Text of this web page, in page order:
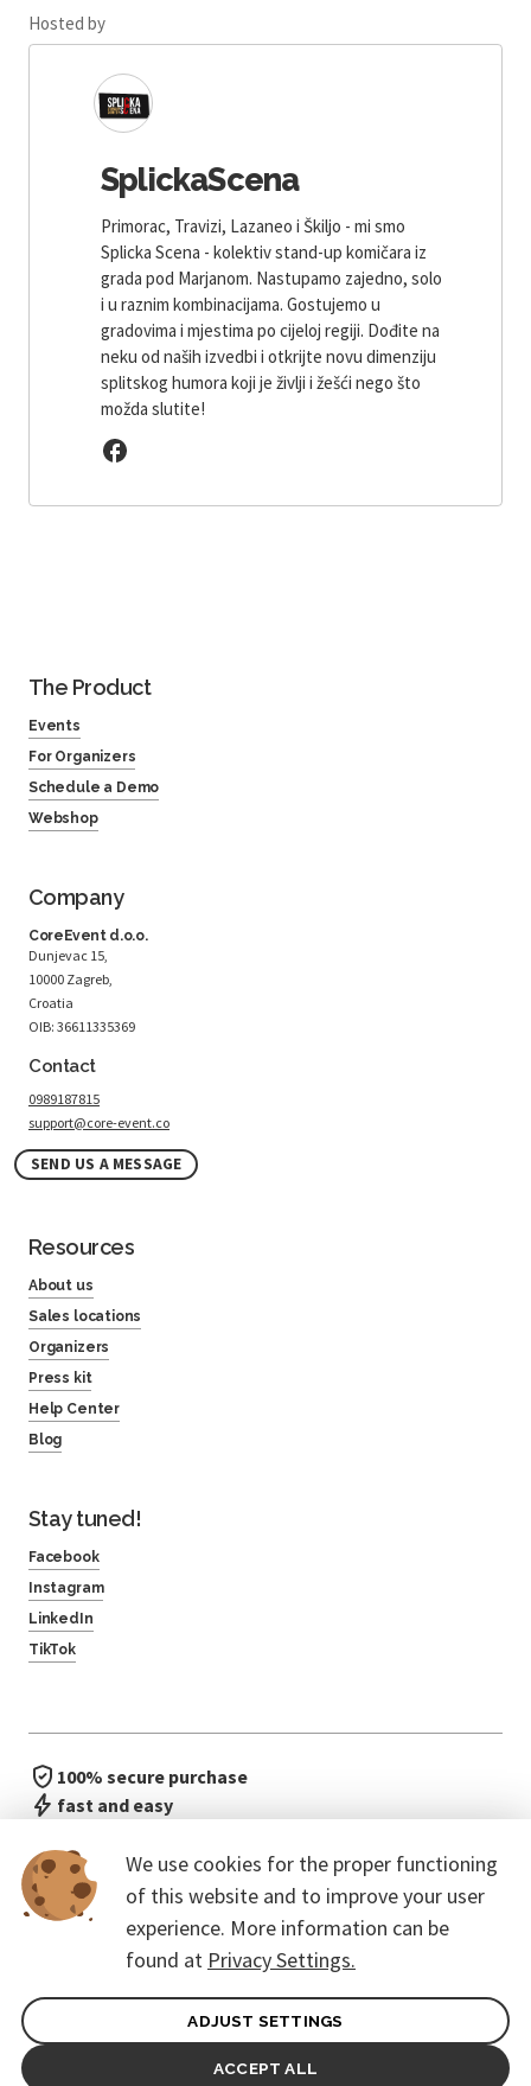
Hosted by
SplickaScena
Primorac, Travizi, Lazaneo i Škiljo - mi smo
Splicka Scena - kolektiv stand-up komičara iz
grada pod Marjanom. Nastupamo zajedno, solo
i u raznim kombinacijama. Gostujemo u
gradovima i mjestima po cijeloj regiji. Dođite na
neku od naših izvedbi i otkrijte novu dimenziju
splitskog humora koji je življi i žešći nego što
možda slutite!
We use cookies for the proper functioning
of this website and to improve your user
experience. More information can be
found at Privacy Settings.
ADJUST SETTINGS
ACCEPT ALL
The Product
Events
For Organizers
Schedule a Demo
Webshop
Company
CoreEvent d.o.o.
Dunjevac 15,
10000 Zagreb,
Croatia
OIB: 36611335369
Contact
0989187815
support@core-event.co
SEND US A MESSAGE
Resources
About us
Sales locations
Organizers
Press kit
Help Center
Blog
Stay tuned!
Facebook
Instagram
LinkedIn
TikTok
100% secure purchase
fast and easy
General terms of contract for Customers
Protection of personal data